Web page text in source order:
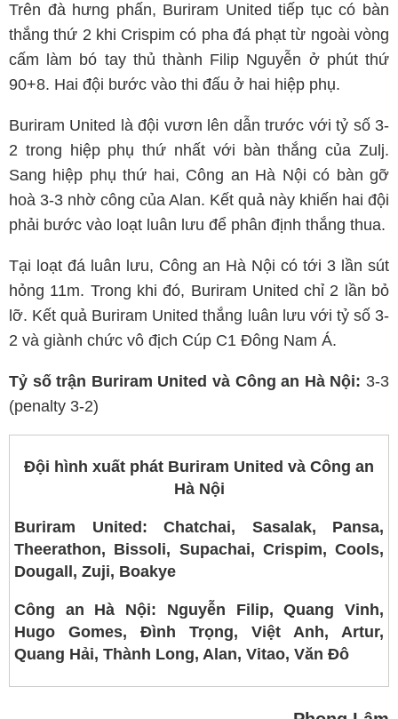
Trên đà hưng phấn, Buriram United tiếp tục có bàn
thắng thứ 2 khi Crispim có pha đá phạt từ ngoài vòng
cấm làm bó tay thủ thành Filip Nguyễn ở phút thứ
90+8. Hai đội bước vào thi đấu ở hai hiệp phụ.
Buriram United là đội vươn lên dẫn trước với tỷ số 3-
2 trong hiệp phụ thứ nhất với bàn thắng của Zulj.
Sang hiệp phụ thứ hai, Công an Hà Nội có bàn gỡ
hoà 3-3 nhờ công của Alan. Kết quả này khiến hai đội
phải bước vào loạt luân lưu để phân định thắng thua.
Tại loạt đá luân lưu, Công an Hà Nội có tới 3 lần sút
hỏng 11m. Trong khi đó, Buriram United chỉ 2 lần bỏ
lỡ. Kết quả Buriram United thắng luân lưu với tỷ số 3-
2 và giành chức vô địch Cúp C1 Đông Nam Á.
Tỷ số trận Buriram United và Công an Hà Nội: 3-3
(penalty 3-2)
Đội hình xuất phát Buriram United và Công an
Hà Nội
Buriram United: Chatchai, Sasalak, Pansa,
Theerathon, Bissoli, Supachai, Crispim, Cools,
Dougall, Zuji, Boakye
Công an Hà Nội: Nguyễn Filip, Quang Vinh,
Hugo Gomes, Đình Trọng, Việt Anh, Artur,
Quang Hải, Thành Long, Alan, Vitao, Văn Đô